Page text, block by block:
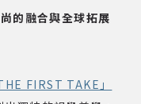
的融合與全球拓展
FIRST TAKE」